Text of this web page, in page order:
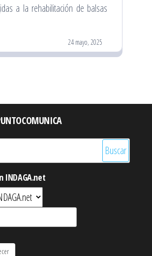
a la rehabilitación de balsas
24 mayo, 2025
INDAGA.net